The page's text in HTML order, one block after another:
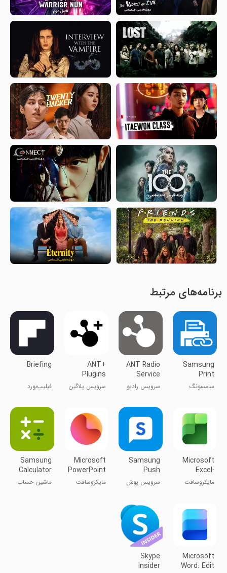
برنامه‌های مرتبط
Samsung
Print
Service
Plugin
سامسونگ
ANT Radio
Service
سرویس رادیو
ANT+
Plugins
Service
سرویس پلاگین
Briefing
فیلیپ‌بورد
Microsoft
Excel:
Spreadsheets
مایکروسافت
Samsung
Push
Service
سرویس پوش
Microsoft
PowerPoint
مایکروسافت
Samsung
Calculator
ماشین حساب
Microsoft
Word: Edit
Skype
Insider